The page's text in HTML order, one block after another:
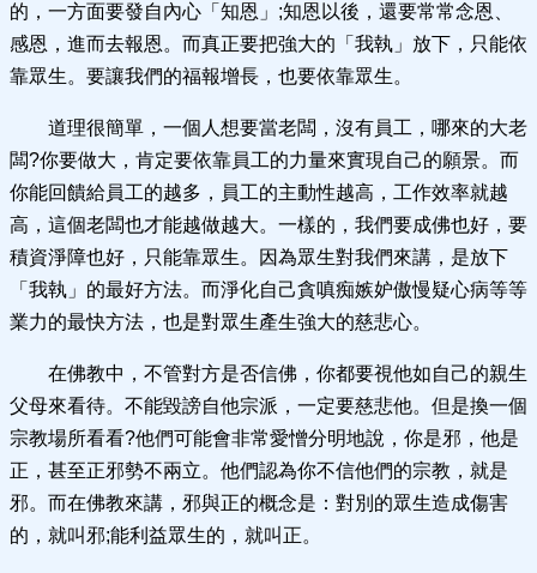
的，一方面要發自內心「知恩」;知恩以後，還要常常念恩、
感恩，進而去報恩。而真正要把強大的「我執」放下，只能依
靠眾生。要讓我們的福報增長，也要依靠眾生。
道理很簡單，一個人想要當老闆，沒有員工，哪來的大老
闆?你要做大，肯定要依靠員工的力量來實現自己的願景。而
你能回饋給員工的越多，員工的主動性越高，工作效率就越
高，這個老闆也才能越做越大。一樣的，我們要成佛也好，要
積資淨障也好，只能靠眾生。因為眾生對我們來講，是放下
「我執」的最好方法。而淨化自己貪嗔痴嫉妒傲慢疑心病等等
業力的最快方法，也是對眾生產生強大的慈悲心。
在佛教中，不管對方是否信佛，你都要視他如自己的親生
父母來看待。不能毀謗自他宗派，一定要慈悲他。但是換一個
宗教場所看看?他們可能會非常愛憎分明地說，你是邪，他是
正，甚至正邪勢不兩立。他們認為你不信他們的宗教，就是
邪。而在佛教來講，邪與正的概念是：對別的眾生造成傷害
的，就叫邪;能利益眾生的，就叫正。